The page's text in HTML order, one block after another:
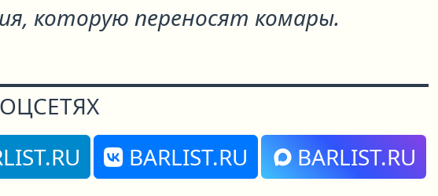
которую переносят комары.
BARLIST.RU BARLIST.RU